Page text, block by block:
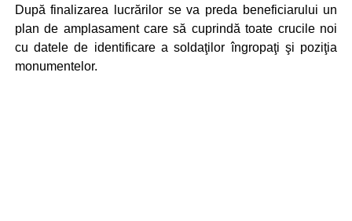
După finalizarea lucrărilor se va preda beneficiarului un
plan de amplasament care să cuprindă toate crucile noi
cu datele de identificare a soldaţilor îngropaţi şi poziţia
monumentelor.